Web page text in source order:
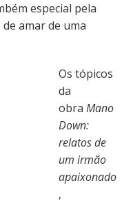
especial pela
amar de uma
Os tópicos
da
obra Mano
Down:
relatos de
um irmão
apaixonado
,